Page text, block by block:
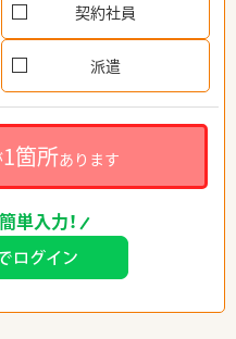
契約社員
派遣
1箇所あります
単入力！